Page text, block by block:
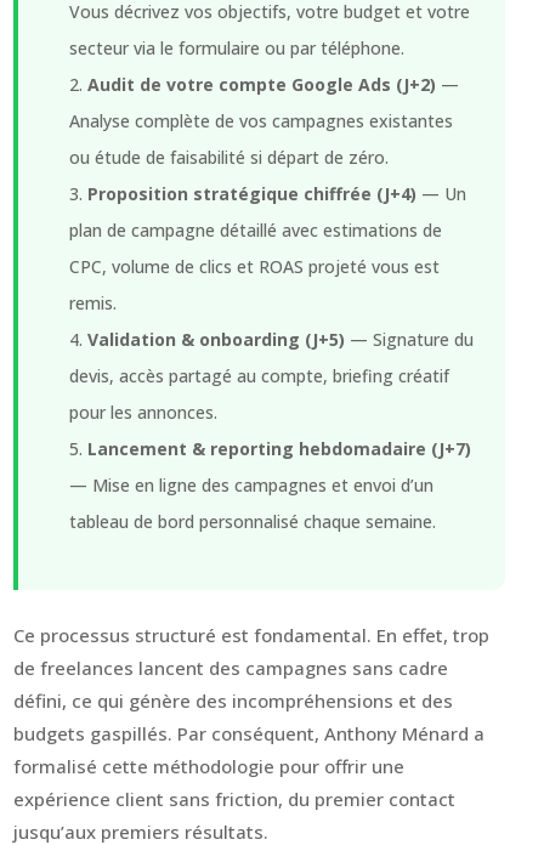
Vous décrivez vos objectifs, votre budget et votre
secteur via le formulaire ou par téléphone.
Audit de votre compte Google Ads (J+2) —
Analyse complète de vos campagnes existantes
ou étude de faisabilité si départ de zéro.
Proposition stratégique chiffrée (J+4) — Un
plan de campagne détaillé avec estimations de
CPC, volume de clics et ROAS projeté vous est
remis.
Validation & onboarding (J+5) — Signature du
devis, accès partagé au compte, briefing créatif
pour les annonces.
Lancement & reporting hebdomadaire (J+7)
— Mise en ligne des campagnes et envoi d’un
tableau de bord personnalisé chaque semaine.
Ce processus structuré est fondamental. En effet, trop
de freelances lancent des campagnes sans cadre
défini, ce qui génère des incompréhensions et des
budgets gaspillés. Par conséquent, Anthony Ménard a
formalisé cette méthodologie pour offrir une
expérience client sans friction, du premier contact
jusqu’aux premiers résultats.